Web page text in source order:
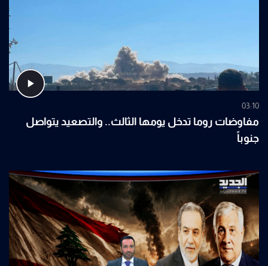
03:10
مفاوضات روما تدخل يومها الثالث.. والتصعيد يتواصل
جنوباً